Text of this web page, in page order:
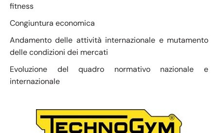
fitness
Congiuntura economica
Andamento delle attività internazionale e mutamento
delle condizioni dei mercati
Evoluzione del quadro normativo nazionale e
internazionale